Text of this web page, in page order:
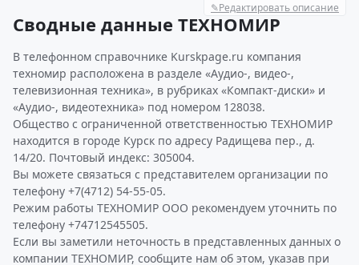
✎Редактировать описание
Сводные данные ТЕХНОМИР
В телефонном справочнике Kurskpage.ru компания
техномир расположена в разделе «Аудио-, видео-,
телевизионная техника», в рубриках «Компакт-диски» и
«Аудио-, видеотехника» под номером 128038.
Общество с ограниченной ответственностью ТЕХНОМИР
находится в городе Курск по адресу Радищева пер., д.
14/20. Почтовый индекс: 305004.
Вы можете связаться с представителем организации по
телефону +7(4712) 54-55-05.
Режим работы ТЕХНОМИР ООО рекомендуем уточнить по
телефону +74712545505.
Если вы заметили неточность в представленных данных о
компании ТЕХНОМИР, сообщите нам об этом, указав при